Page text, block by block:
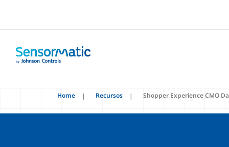
Home Recursos Shopper Experience CMO